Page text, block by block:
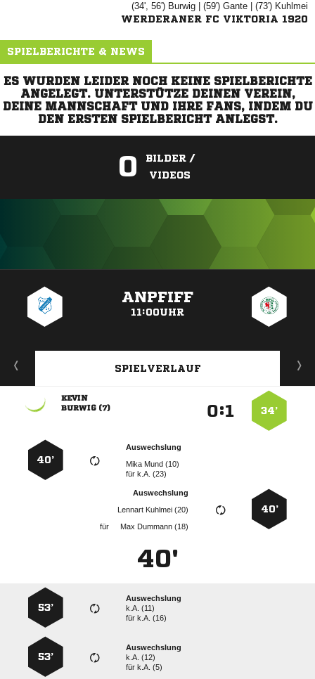
(34', 56')  | (59')  | (73') 
WERDERANER FC VIKTORIA 1920
SPIELBERICHTE & NEWS
ES WURDEN LEIDER NOCH KEINE SPIELBERICHTE
ANGELEGT. UNTERSTÜTZE DEINEN VEREIN,
DEINE MANNSCHAFT UND IHRE FANS, INDEM DU
DEN ERSTEN SPIELBERICHT ANLEGST.
0
BILDER /
VIDEOS
ANPFIFF
11:00UHR
SPIELVERLAUF
34’
:

 
Auswechslung
  
fürk.A. (23)
40’
40’
Auswechslung
  
für
  
40'
Auswechslung
k.A. (11)
fürk.A. (16)
53’
Auswechslung
k.A. (12)
fürk.A. (5)
53’